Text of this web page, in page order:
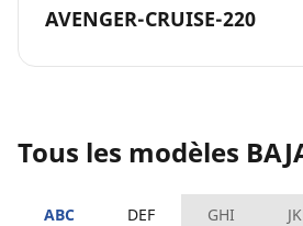
AVENGER-CRUISE-220
Tous les modèles
ABC DEF GHI